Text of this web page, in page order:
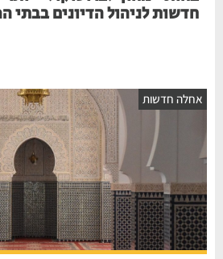
חדשות לניהול הדיונים בבתי
חדשות